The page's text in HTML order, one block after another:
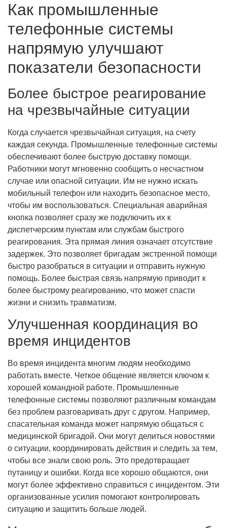
Как промышленные
телефонные системы
напрямую улучшают
показатели безопасности
Более быстрое реагирование
на чрезвычайные ситуации
Когда случается чрезвычайная ситуация, на счету
каждая секунда. Промышленные телефонные системы
обеспечивают более быструю доставку помощи.
Работники могут мгновенно сообщить о несчастном
случае или опасной ситуации. Им не нужно искать
мобильный телефон или находить безопасное место,
чтобы им воспользоваться. Специальная аварийная
кнопка позволяет сразу же подключить их к
диспетчерским пунктам или службам быстрого
реагирования. Эта прямая линия означает отсутствие
задержек. Это позволяет бригадам экстренной помощи
быстро разобраться в ситуации и отправить нужную
помощь. Более быстрая связь напрямую приводит к
более быстрому реагированию, что может спасти
жизни и снизить травматизм.
Улучшенная координация во
время инцидентов
Во время инцидента многим людям необходимо
работать вместе. Четкое общение является ключом к
хорошей командной работе. Промышленные
телефонные системы позволяют различным командам
без проблем разговаривать друг с другом. Например,
спасательная команда может напрямую общаться с
медицинской бригадой. Они могут делиться новостями
о ситуации, координировать действия и следить за тем,
чтобы все знали свою роль. Это предотвращает
путаницу и ошибки. Когда все хорошо общаются, они
могут более эффективно справиться с инцидентом. Эти
организованные усилия помогают контролировать
ситуацию и защитить больше людей.